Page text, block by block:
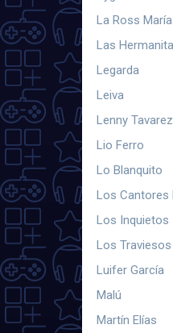
La Ross María
Las
Legarda
Leiva
Lenny Tavarez
Lio Ferro
Lo Blanquito
Los Cantores
Los Inquietos
Los Traviesos
Luifer García
Malú
Martín Elías